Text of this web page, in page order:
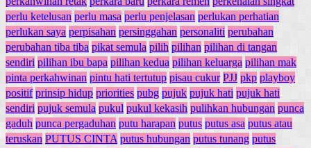
perlu ketelusan perlu masa perlu penjelasan perlukan perhatian
perlukan saya perpisahan persinggahan personaliti perubahan
perubahan tiba tiba pikat semula pilih pilihan pilihan di tangan
sendiri pilihan ibu bapa pilihan kedua pilihan keluarga pilihan mak
pinta perkahwinan pintu hati tertutup pisau cukur PJJ pkp playboy
positif prinsip hidup priorities pubg pujuk pujuk hati pujuk hati
sendiri pujuk semula pukul pukul kekasih pulihkan hubungan punca
gaduh punca pergaduhan putu harapan putus putus asa putus atau
teruskan PUTUS CINTA putus hubungan putus tunang putus